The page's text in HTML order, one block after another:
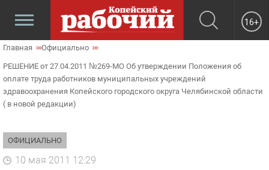
16+
Главная Официально
РЕШЕНИЕ от 27.04.2011 №269-МО Об утверждении Положения об
оплате труда работников муниципальных учреждений
здравоохранения Копейского городского округа Челябинской области
( в новой редакции)
ОФИЦИАЛЬНО
10 мая 2011 12:29